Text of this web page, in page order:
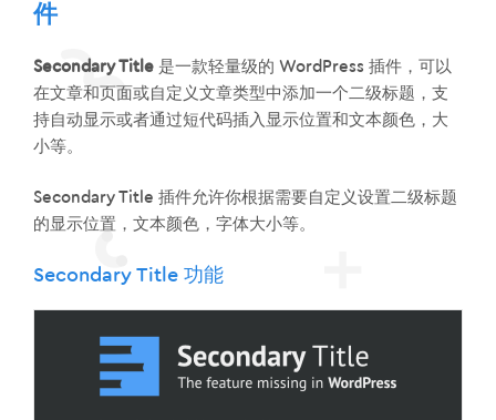
件
Secondary Title 是一款轻量级的 WordPress 插件，可以
在文章和页面或自定义文章类型中添加一个二级标题，支
持自动显示或者通过短代码插入显示位置和文本颜色，大
小等。
Secondary Title 插件允许你根据需要自定义设置二级标题
的显示位置，文本颜色，字体大小等。
Secondary Title 功能